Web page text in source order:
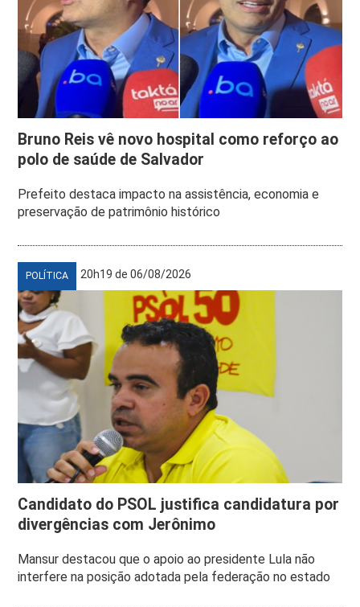
Bruno Reis vê novo hospital como reforço ao
polo de saúde de Salvador
Prefeito destaca impacto na assistência, economia e
preservação de patrimônio histórico
POLÍTICA 20h19 de 06/08/2026
Candidato do PSOL justifica candidatura por
divergências com Jerônimo
Mansur destacou que o apoio ao presidente Lula não
interfere na posição adotada pela federação no estado